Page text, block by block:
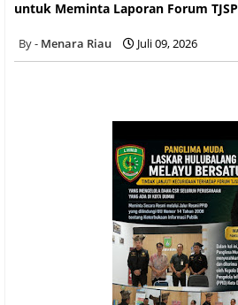
untuk Meminta Laporan Forum TJSP
Menara Riau Juli 09, 2026